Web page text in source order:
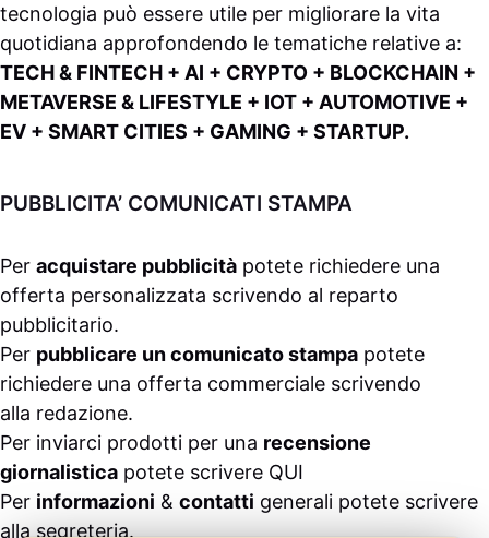
tecnologia può essere utile per migliorare la vita
quotidiana approfondendo le tematiche relative a:
TECH & FINTECH + AI + CRYPTO + BLOCKCHAIN +
METAVERSE & LIFESTYLE + IOT + AUTOMOTIVE +
EV + SMART CITIES + GAMING + STARTUP.
PUBBLICITA’ COMUNICATI STAMPA
Per acquistare pubblicità potete richiedere una
offerta personalizzata scrivendo al reparto
pubblicitario.
Per pubblicare un comunicato stampa potete
richiedere una offerta commerciale scrivendo
alla redazione.
Per inviarci prodotti per una recensione
giornalistica potete scrivere QUI
Per informazioni & contatti generali potete scrivere
alla segreteria.